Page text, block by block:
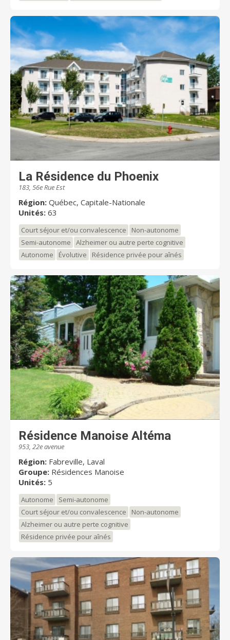
La Résidence du Phoenix
183, 56e Rue Est
Région: Québec, Capitale-Nationale
Unités: 63
Court séjour et/ou convalescence
Non-autonome
Semi-autonome
Alzheimer ou autre perte cognitive
Autonome
Évolutive Résidence privée pour aînés
Résidence Manoise Altéma
953, 22e avenue
Région: Fabreville, Laval
Groupe: Résidences Manoise
Unités: 5
Autonome
Semi-autonome
Court séjour et/ou convalescence
Non-autonome
Alzheimer ou autre perte cognitive
Résidence privée pour aînés